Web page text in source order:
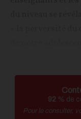
92 % de
Pour le consulter,